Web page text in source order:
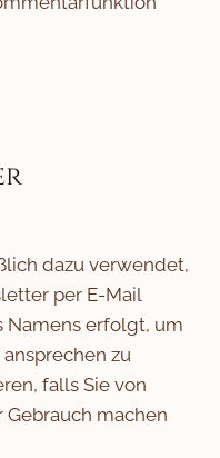
dazu verwendet,
per E-Mail
Namens erfolgt, um
zu
falls Sie von
Gebrauch machen